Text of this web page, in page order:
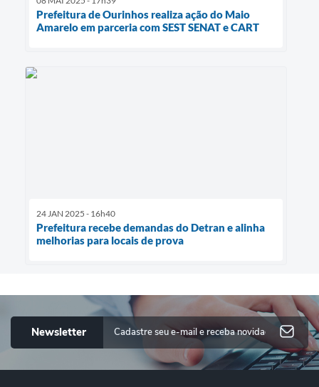
Prefeitura de Ourinhos realiza ação do Maio
Amarelo em parceria com SEST SENAT e CART
24 JAN 2025 - 16h40
Prefeitura recebe demandas do Detran e alinha
melhorias para locais de prova
Newsletter